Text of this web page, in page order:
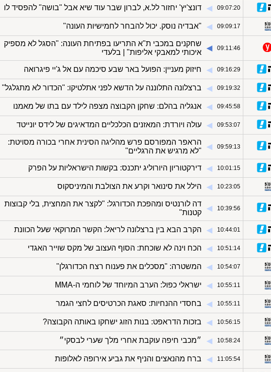
09:07:20
◀︎ דונצ'יץ' יחזור לל.א, לברון שבר עוד שיא אבל "בושה" להפסיד לו
09:09:17
◀︎ "אבדיה נוסק. יכול להבחר לחמישיות העונה"
09:11:46
◀︎
שחקנים במכבי ת"א התריעו בפתיחת העונה: "הסגל לא מספיק
איכותי למאבקי אליפות" | בלעדי
09:16:29
◀︎ חיזוק מעניין: הפועל באר שבע סיכמה עם אל ג'יי פיגרואה
09:19:32
◀︎ ברצלונה התלוננה על הדשא לפני אתלטיקו: "הכדור לא מתגלגל"
09:45:58
◀︎ אנגליה בהלם: שחקן הקבוצה מצפה לילד עם בתו של מאמנו
09:53:07
◀︎ עולה ויורדת: המאזנים הכלכליים המדאיגים של לידס יונייטד
09:59:13
◀︎
הראפר המפורסם פרש מהליגה הסינית אחרי בכורה מסויטת:
"לא מרגיש את הרגליים"
10:01:15
◀︎ דירקטוריון היורוליג יתכנס: בקשות הישראליות על הפרק
10:23:05
◀︎ הילל את סינואר וקרע את הצולבת והמיניסקוס
10:39:56
◀︎
דה לורנטיס ומהפכת הכדורגל: "לקצר את המחצית, בלי קבוצות
קטנות"
10:44:01
◀︎ הקרב הבא בין ברצלונה לריאל: הקשר המרוקאי שעל הכוונת
10:51:14
◀︎ הכח וינה לא שוכחת: הסוף העצוב של מקס שוייר האגדי
10:54:07
◀︎ המשטרה: "מסכלים את פענוח רצח הכדורגלן"
10:55:11
◀︎ ישראלי כפול: הערב המיוחד של לוחמי ה-MMA
10:55:11
◀︎ בחסדי ההנחיות: סאגת הכרטיסים לחצי הגמר
10:56:15
◀︎ בזכות הדראפט: בנות הזוג ישחקו באותה הקבוצה?
10:58:24
◀︎ ״מכבי חיפה עוקבת אחרי מלך שערי לבסקי״
11:05:54
◀︎ ברח מהנאצים והניף את גביע אירופה לאלופות